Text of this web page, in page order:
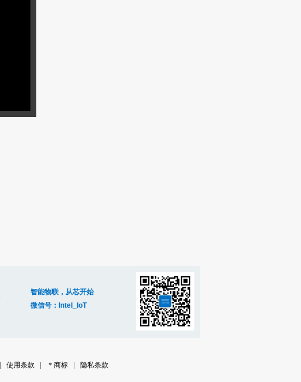
智能物联，从芯开始
微信号：Intel_IoT
使用条款 ＊商标 隐私条款